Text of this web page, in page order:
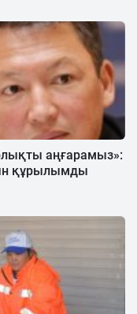
аңғарамыз»:
құрылымды